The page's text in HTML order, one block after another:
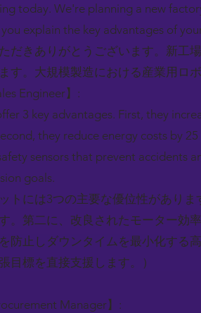
today. We're planning a new
explain the key advantages of
ただきありがとうございます。新
す。大規模製造における産業用ロ
Engineer】:
3 key advantages. First, they
they reduce energy costs by
sensors that prevent accidents
goals.
トには3つの主要な優位性があり
。第二に、改良されたモーター効
防止しダウンタイムを最小化する
目標を直接支援します。）
Manager】: